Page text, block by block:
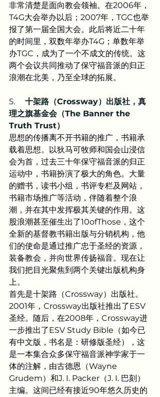
非常清楚是面向教会领袖。在2006年，
T4G大会举办以后；2007年，TGC也举
报了第一届全国大会。此后将近二十年
的时间里，双数年举办T4G；单数年举
办TGC，成为了一个不成文的传统。这
两个会议共同推动了保守福音派的归正
浪潮在北美，乃至全球的拓展。
5. 十架路（Crossway）出版社，真
理之旗基金会（The Banner the
Truth Trust）
思想的传播离不开书籍的推广，书籍承
载着思想。以狄马可牧师和国会山浸信
会为首，过去三十年保守福音派的归正
运动中，书籍扮演了极大的角色。大量
的赠书，读书小组，书评专栏及网站，
书籍市场推广等活动，伴随着整个浪
潮，并在其中发挥极其关键的作用。这
股浪潮甚至催生出了10ofThose，这个
全新的基督教书籍出版与分销机构，他
们的使命是通过推广忠于圣经的资源，
装备教会，并向世界传扬福音。现在让
我们把目光聚焦到两个关键出版机构身
上。
首先是十架路（Crossway）出版社。
2001年，Crossway出版社推出了ESV
圣经。随后，在2008年，Crossway进
一步推出了ESV Study Bible（如今已
有中文版，书名是：研修版圣经），这
是一本集合众多保守福音派神学家于一
体的注解，由古德恩（Wayne
Grudem）和J. I. Packer（J. I. 巴刻）
主编。这间已经有接近90年悠久历史的